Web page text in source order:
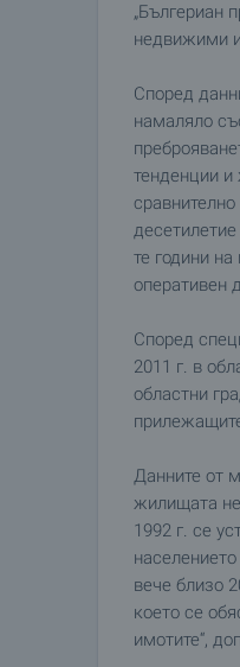
„Бългериан
недвижими
Според
намаляло
тенденции
те години
оперативен
Според
2011 г. в
областни
Данните от
жилищата
1992 г. се
вече близо
което се
имотите“,